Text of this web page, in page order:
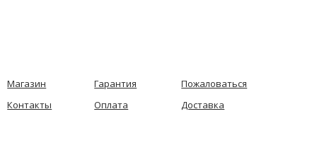
Магазин Гарантия
Пожаловаться
Контакты
Оплата Доставка